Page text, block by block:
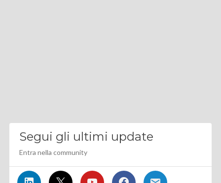
Segui gli ultimi update
Entra nella community